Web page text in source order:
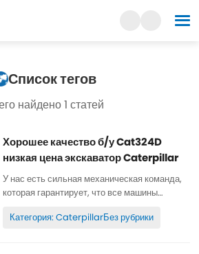
Список тегов
найдено 1 статей
Хорошее качество б/у Cat324D
низкая цена экскаватор Caterpillar
У нас есть сильная механическая команда,
которая гарантирует, что все машины
100% оригинал. Все детали хорошо
Категория: CaterpillarБез рубрики